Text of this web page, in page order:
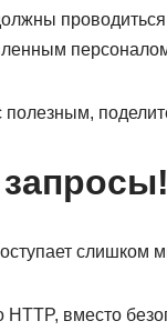
слишком
вместо